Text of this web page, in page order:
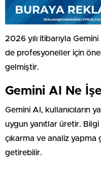
2026 yılı itibarıyla
de profesyoneller için
gelmiştir.
Gemini AI Ne
Gemini AI, kullanıcıların
uygun yanıtlar üretir.
çıkarma ve analiz yapma
getirebilir.